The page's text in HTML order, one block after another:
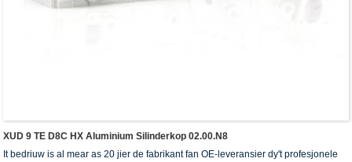
XUD 9 TE D8C HX Aluminium Silinderkop 02.00.N8
It bedriuw is al mear as 20 jier de fabrikant fan OE-leveransier dy't profesjonele